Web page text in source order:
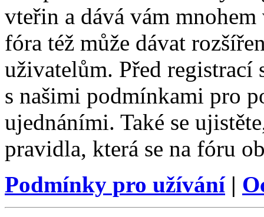
vteřin a dává vám
fóra též může dávat
uživatelům. Před registrací
s našimi podmínkami pro
ujednáními. Také se
pravidla, která se na fóru
Podmínky pro užívání|